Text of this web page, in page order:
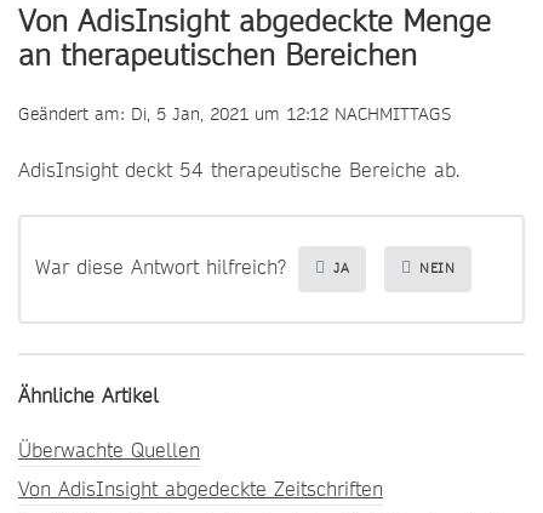
Von AdisInsight abgedeckte Menge
an therapeutischen Bereichen
Geändert am: Di, 5 Jan, 2021 um 12:12 NACHMITTAGS
AdisInsight deckt 54 therapeutische Bereiche ab.
War diese Antwort hilfreich? JA NEIN
Ähnliche Artikel
Überwachte Quellen
Von AdisInsight abgedeckte Zeitschriften